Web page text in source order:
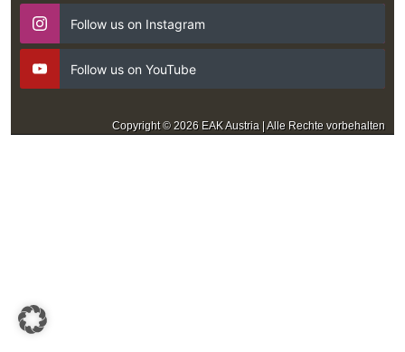
Follow us on Instagram
Follow us on YouTube
Copyright © 2026 EAK Austria | Alle Rechte vorbehalten